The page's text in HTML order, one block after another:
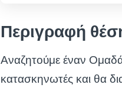
Περιγραφή
Αναζητούμε έναν
κατασκηνωτές και θα